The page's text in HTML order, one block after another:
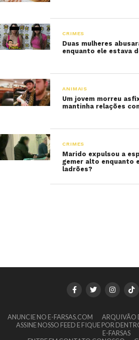
CRIMES
Duas mulheres
enquanto ele estava
ANIMAIS
Um jovem morreu
mantinha relações
CRIMES
Marido expulsou a
gemer alto enquanto
ladrões?
ANUNCIE NO E-FARSAS.COM ARQUIVÃO
ASSINE NOSSO FEED E FIQUE POR
E-FARSAS